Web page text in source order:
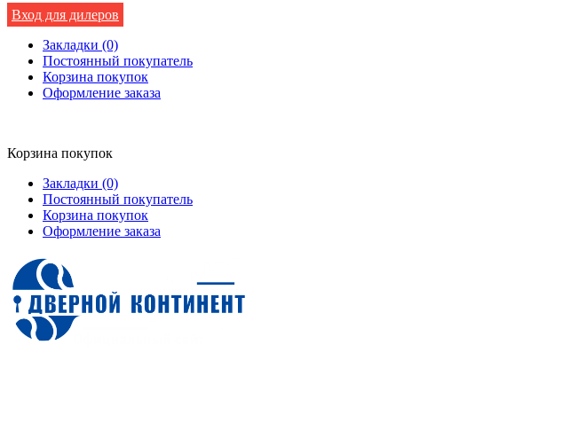
Вход для дилеров
Закладки (0)
Постоянный покупатель
Корзина покупок
Оформление заказа
Корзина покупок
Закладки (0)
Постоянный покупатель
Корзина покупок
Оформление заказа